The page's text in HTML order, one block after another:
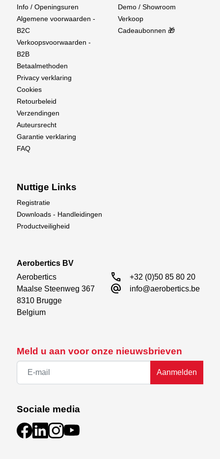
Meld u aan voor onze nieuwsbrieven
Aanmelden
Sociale media
Info / Openingsuren
Algemene voorwaarden -
B2C
Verkoopsvoorwaarden -
B2B
Betaalmethoden
Privacy verklaring
Cookies
Retourbeleid
Verzendingen
Auteursrecht
Garantie verklaring
FAQ
Demo / Showroom
Verkoop
Cadeaubonnen 🎁
Nuttige Links
Registratie
Downloads - Handleidingen
Productveiligheid
Aerobertics BV
Aerobertics
Maalse Steenweg 367
8310 Brugge
Belgium
call +32 (0)50 85 80 20
alternate_email info@aerobertics.be